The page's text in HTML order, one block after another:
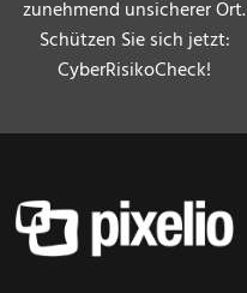
zunehmend unsicherer Ort.
Schützen Sie sich jetzt:
CyberRisikoCheck!